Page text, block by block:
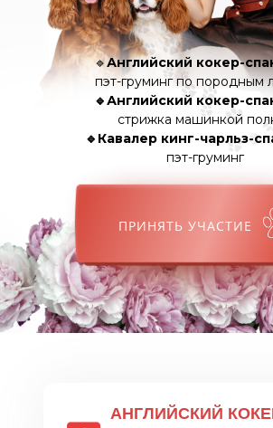
ПРИНЯТЬ УЧАСТИЕ
🔹Английский кокер-
пэт-груминг по породным
🔹Английский кокер-
стрижка машинкой
🔹Кавалер кинг-чарльз-
пэт-груминг
АНГЛИЙСКИЙ